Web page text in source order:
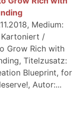
Medium:
Kartoniert /
Grow Rich with
Titelzusatz:
Blueprint, for
Autor:...